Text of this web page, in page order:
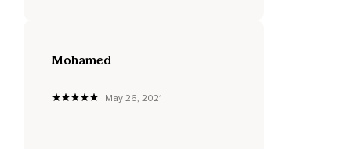
Mohamed
May 26, 2021